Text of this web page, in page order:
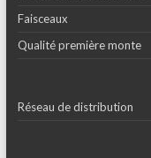
Faisceaux
Qualité première monte
Réseau de distribution